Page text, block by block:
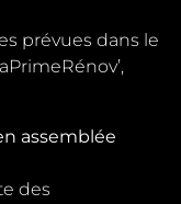
prévues dans le
assemblée
des